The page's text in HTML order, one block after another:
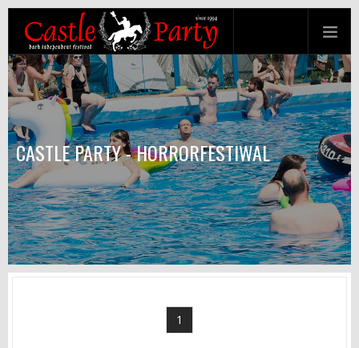
CASTLE PARTY - HORRORFESTIWAL
1